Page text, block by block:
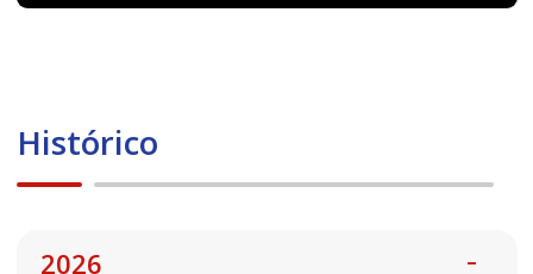
Histórico
2026